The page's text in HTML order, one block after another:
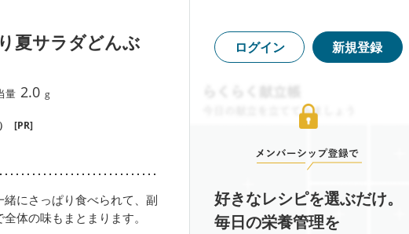
夏サラダどんぶ
量 2.0 g
[PR]
にさっぱり食べられて、副
体の味もまとまります。
ログイン 新規登録
好きなレシピを選ぶだけ。
毎日の栄養管理を